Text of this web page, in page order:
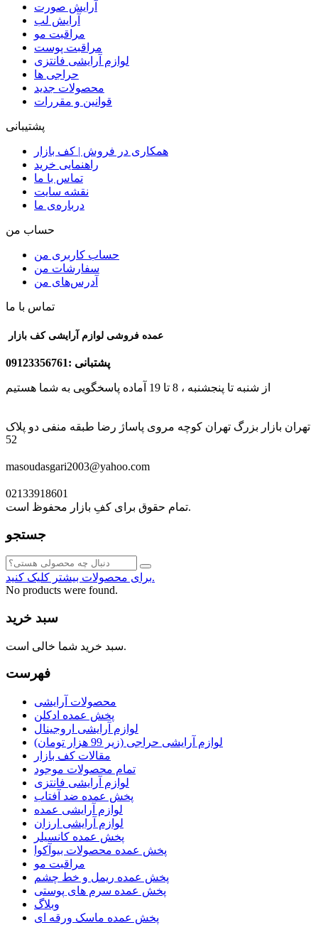
آرایش صورت
آرایش لب
مراقبت مو
مراقبت پوست
لوازم آرایشی فانتزی
حراجی ها
محصولات جدید
قوانین و مقررات
پشتیبانی
همکاری در فروش | کف بازار
راهنمایی خرید
تماس با ما
نقشه سایت
درباره‌ی ما
حساب من
حساب کاربری من
سفارشات من
آدرس‌های من
تماس با ما
پشتبانی :09123356761
از شنبه تا پنجشنبه ، 8 تا 19 آماده پاسخگویی به شما هستیم
تهران بازار بزرگ تهران کوچه مروی پاساژ رضا طبقه منفی دو پلاک
52
masoudasgari2003@yahoo.com
02133918601
تمام حقوق برای کفِ بازار محفوظ است.
جستجو
برای محصولات بیشتر کلیک کنید.
No products were found.
سبد خرید
سبد خرید شما خالی است.
فهرست
محصولات آرایشی
پخش عمده ادکلن
لوازم آرایشی اروجینال
لوازم آرایشی حراجی (زیر 99 هزار تومان)
مقالات کف بازار
تمام محصولات موجود
لوازم آرایشی فانتزی
پخش عمده ضد آفتاب
لوازم آرایشی عمده
لوازم آرایشی ارزان
پخش عمده کانسیلر
پخش عمده محصولات بیوآکوا
مراقبت مو
پخش عمده ریمل و خط چشم
پخش عمده سرم های پوستی
وبلاگ
پخش عمده ماسک ورقه ای